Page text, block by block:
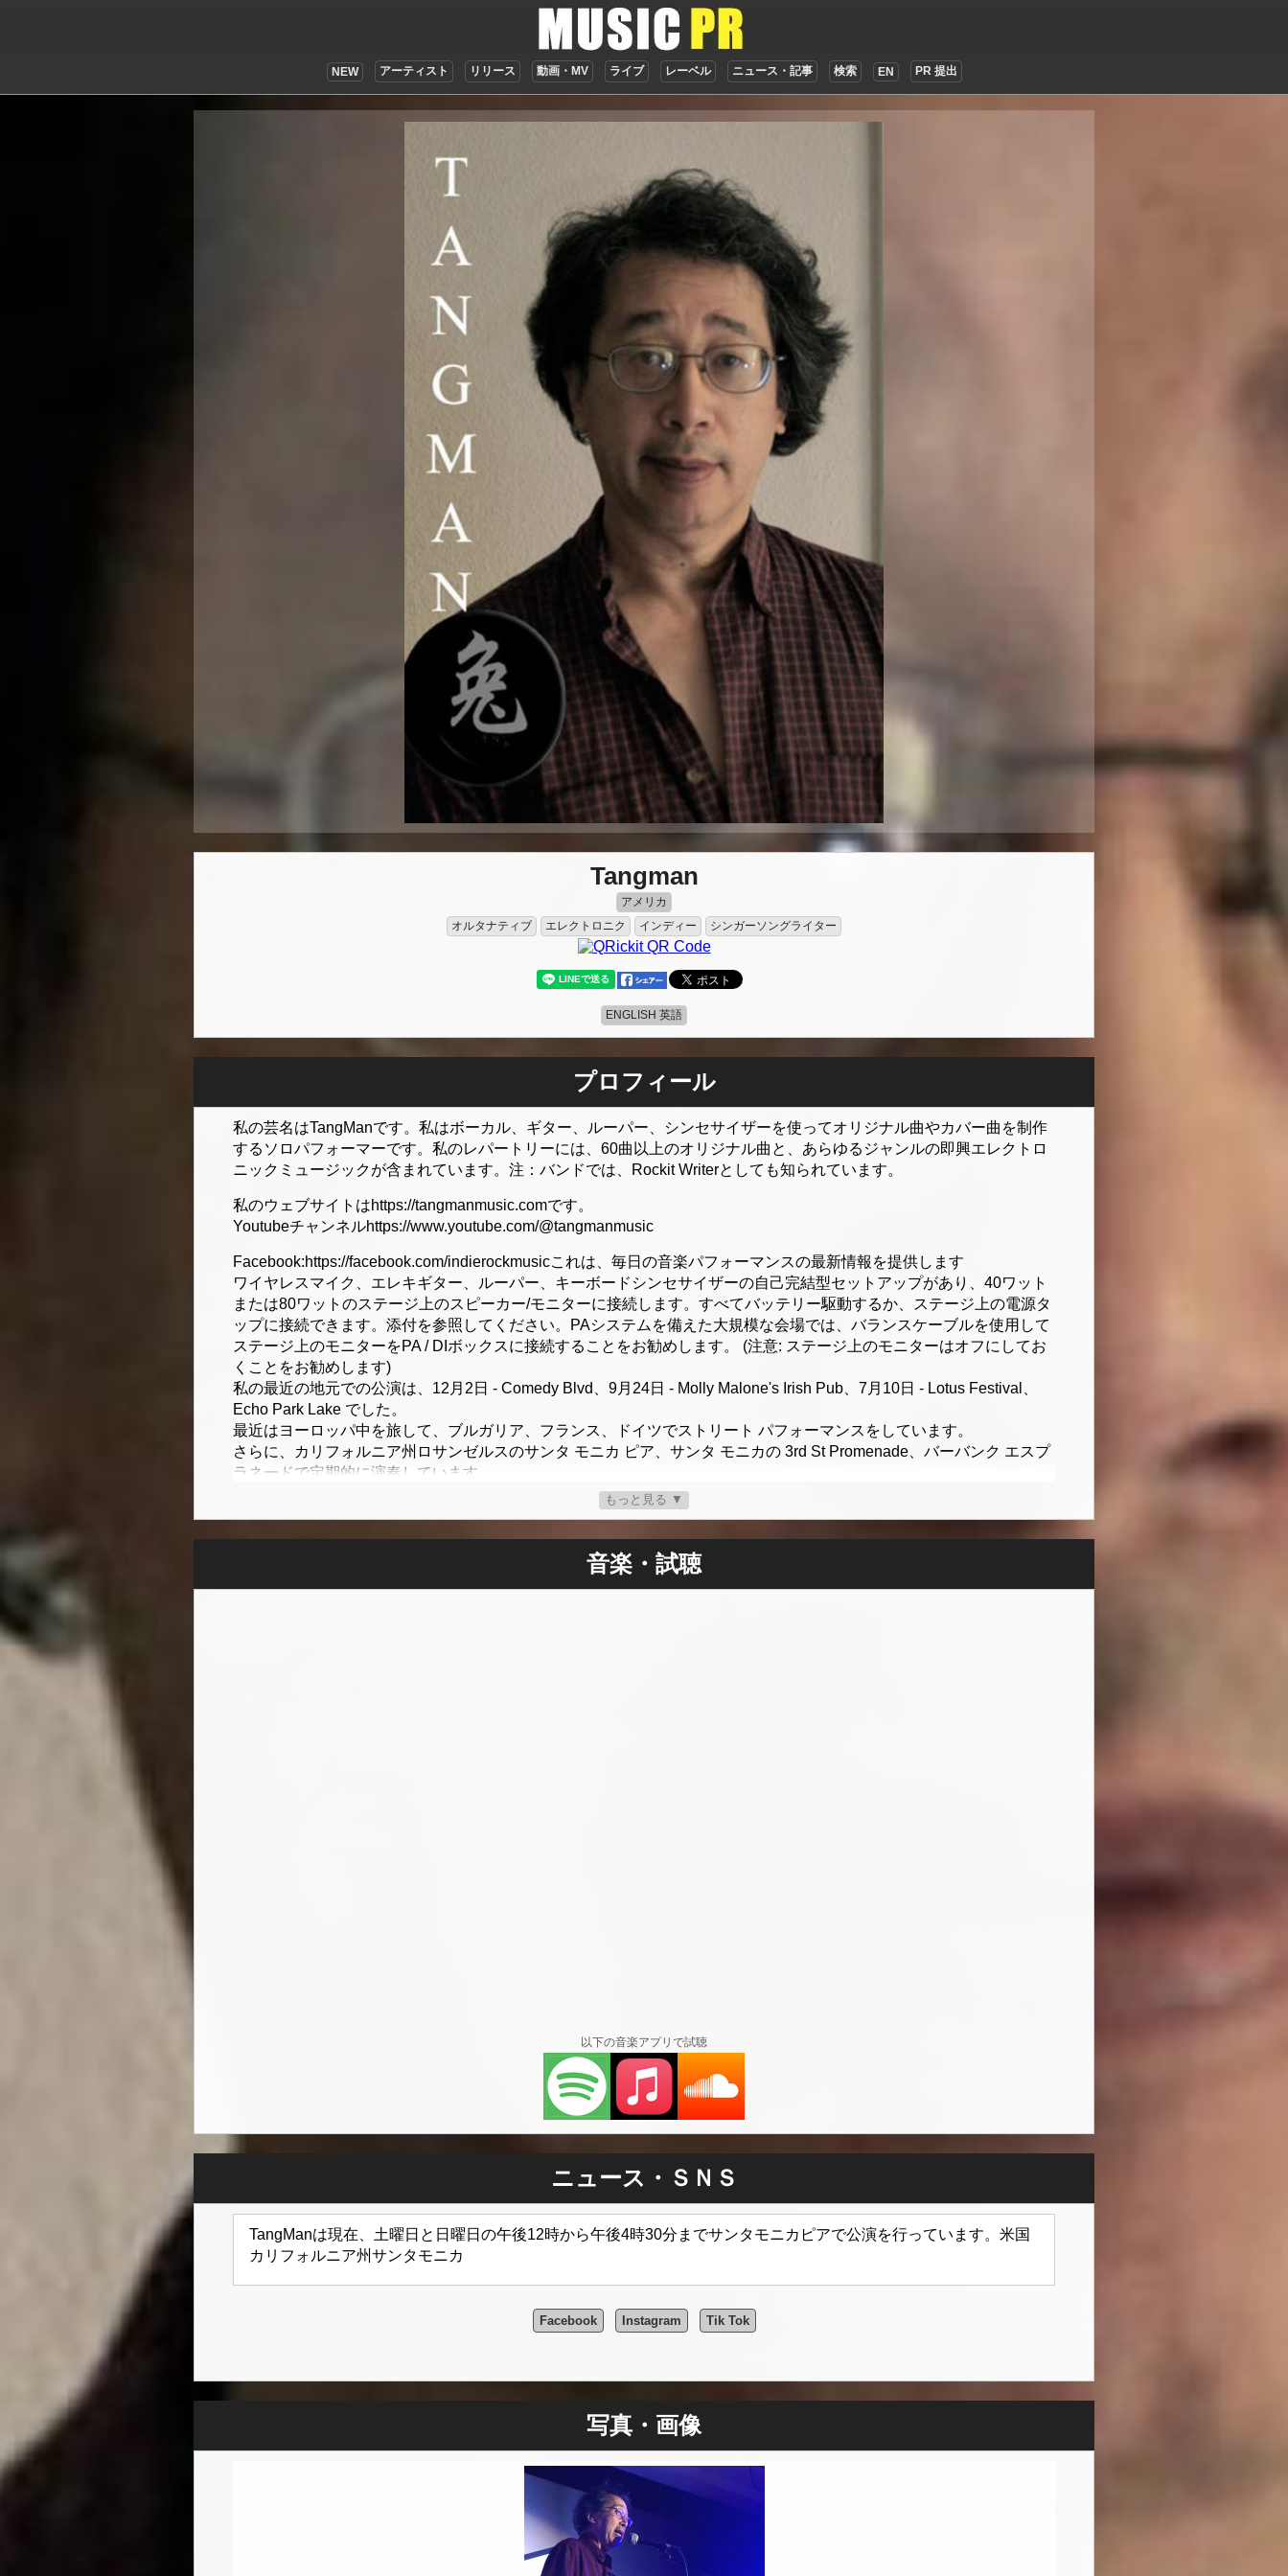
NEW アーティスト リリース 動画・MV ライブ レーベル ニュース・記事 検索 EN PR 提出
Tangman
アメリカ
オルタナティブ
エレクトロニク インディー シンガーソングライター
ENGLISH 英語
プロフィール
私の芸名はTangManです。私はボーカル、ギター、ルーパー、シンセサイザーを使ってオリジナル曲やカバー曲を制作
するソロパフォーマーです。私のレパートリーには、60曲以上のオリジナル曲と、あらゆるジャンルの即興エレクトロ
ニックミュージックが含まれています。注：バンドでは、Rockit Writerとしても知られています。
私のウェブサイトはhttps://tangmanmusic.comです。
Youtubeチャンネルhttps://www.youtube.com/@tangmanmusic
Facebook:https://facebook.com/indierockmusicこれは、毎日の音楽パフォーマンスの最新情報を提供します
ワイヤレスマイク、エレキギター、ルーパー、キーボードシンセサイザーの自己完結型セットアップがあり、40ワット
または80ワットのステージ上のスピーカー/モニターに接続します。すべてバッテリー駆動するか、ステージ上の電源タ
ップに接続できます。添付を参照してください。PAシステムを備えた大規模な会場では、バランスケーブルを使用して
ステージ上のモニターをPA / DIボックスに接続することをお勧めします。 (注意: ステージ上のモニターはオフにしてお
くことをお勧めします)
私の最近の地元での公演は、12月2日 - Comedy Blvd、9月24日 - Molly Malone's Irish Pub、7月10日 - Lotus Festival、
Echo Park Lake でした。
最近はヨーロッパ中を旅して、ブルガリア、フランス、ドイツでストリート パフォーマンスをしています。
さらに、カリフォルニア州ロサンゼルスのサンタ モニカ ピア、サンタ モニカの 3rd St Promenade、バーバンク エスプ
ラネードで定期的に演奏しています。
以前は、カノガ パーク ファーマーズ マーケット、ノースリッジ ファーマーズ マーケットで定期的に演奏していまし
連絡先:
Mark Tange、メール、tangmanmusic@gmail.com、テキスト メッセージ、携帯、818-749-1406、whatsapp、+1
もっと見る ▼
音楽・試聴
以下の音楽アプリで試聴
ニュース・ＳＮＳ
TangManは現在、土曜日と日曜日の午後12時から午後4時30分までサンタモニカピアで公演を行っています。米国
カリフォルニア州サンタモニカ
Facebook Instagram Tik Tok
写真・画像